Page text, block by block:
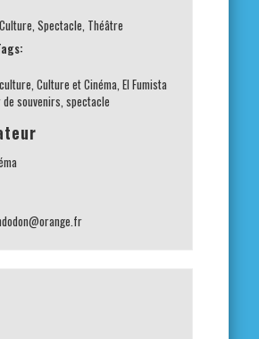
Culture, Spectacle, Théâtre
culture, Culture et Cinéma, El Fumista
souvenirs, spectacle